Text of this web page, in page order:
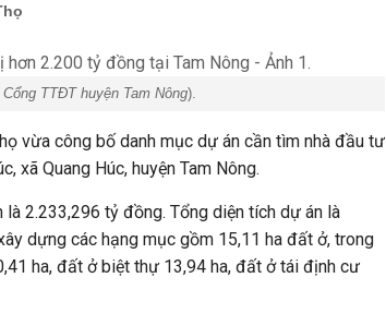
Cổng TTĐT huyện Tam Nông).
vừa công bố danh mục dự án cần tìm nhà đầu tư
xã Quang Húc, huyện Tam Nông.
2.233,296 tỷ đồng. Tổng diện tích dự án là
dựng các hạng mục gồm 15,11 ha đất ở, trong
ha, đất ở biệt thự 13,94 ha, đất ở tái định cư